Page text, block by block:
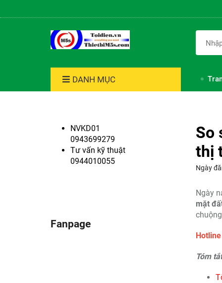
DANH MỤC
So
thị
Ngày
Ngày
mặt
Tóm
NVKD01
0943699279
Tư vấn kỹ thuật
0944010055
Fanpage